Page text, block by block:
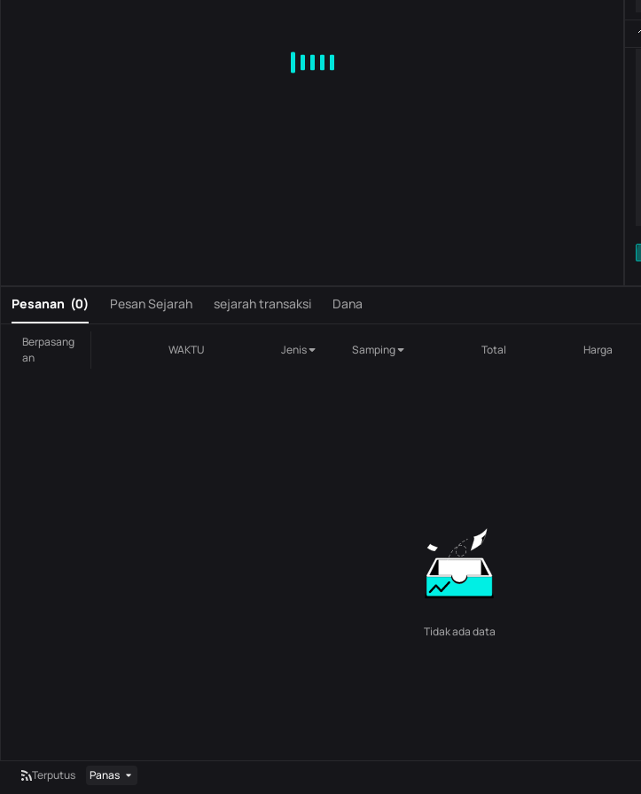
Pesanan (0) Pesan Sejarah sejarah transaksi Dana
Berpasang
an
WAKTU Jenis Samping Total Harga
Tidak ada data
Terputus Panas